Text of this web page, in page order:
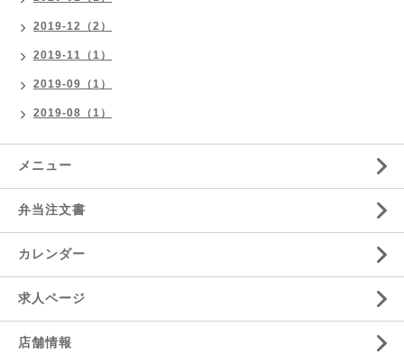
2019-12（2）
2019-11（1）
2019-09（1）
2019-08（1）
メニュー
弁当注文書
カレンダー
求人ページ
店舗情報